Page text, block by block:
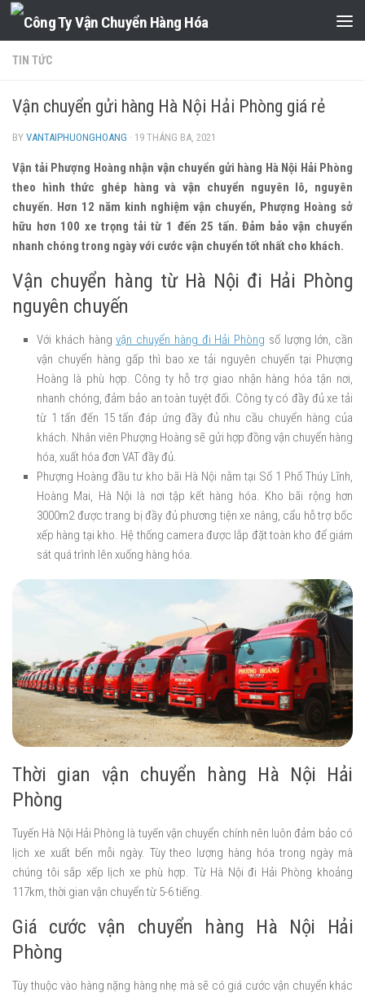
Skip to content
TIN TỨC
Vận chuyển gửi hàng Hà Nội Hải Phòng giá rẻ
BY VANTAIPHUONGHOANG · 19 THÁNG BA, 2021
Vận tải Phượng Hoàng nhận vận chuyển gửi hàng Hà Nội Hải Phòng
theo hình thức ghép hàng và vận chuyển nguyên lô, nguyên
chuyến. Hơn 12 năm kinh nghiệm vận chuyển, Phượng Hoàng sở
hữu hơn 100 xe trọng tải từ 1 đến 25 tấn. Đảm bảo vận chuyển
nhanh chóng trong ngày với cước vận chuyển tốt nhất cho khách.
Vận chuyển hàng từ Hà Nội đi Hải Phòng
nguyên chuyến
Với khách hàngvận chuyển hàng đi Hải Phòng số lượng lớn, cần
vận chuyển hàng gấp thì bao xe tải nguyên chuyến tại Phượng
Hoàng là phù hợp. Công ty hỗ trợ giao nhận hàng hóa tận nơi,
nhanh chóng, đảm bảo an toàn tuyệt đối. Công ty có đầy đủ xe tải
từ 1 tấn đến 15 tấn đáp ứng đầy đủ nhu cầu chuyển hàng của
khách. Nhân viên Phượng Hoàng sẽ gửi hợp đồng vận chuyển hàng
hóa, xuất hóa đơn VAT đầy đủ.
Phượng Hoàng đầu tư kho bãi Hà Nội nằm tại Số 1 Phố Thúy Lĩnh,
Hoàng Mai, Hà Nội là nơi tập kết hàng hóa. Kho bãi rộng hơn
3000m2 được trang bị đầy đủ phương tiện xe nâng, cẩu hỗ trợ bốc
xếp hàng tại kho. Hệ thống camera được lắp đặt toàn kho để giám
sát quá trình lên xuống hàng hóa.
Thời gian vận chuyển hàng Hà Nội Hải
Phòng
Tuyến Hà Nội Hải Phòng là tuyến vận chuyển chính nên luôn đảm bảo có
lịch xe xuất bến mỗi ngày. Tùy theo lượng hàng hóa trong ngày mà
chúng tôi sắp xếp lịch xe phù hợp. Từ Hà Nội đi Hải Phòng khoảng
117km, thời gian vận chuyển từ 5-6 tiếng.
Giá cước vận chuyển hàng Hà Nội Hải
Phòng
Tùy thuộc vào hàng nặng hàng nhẹ mà sẽ có giá cước vận chuyển khác